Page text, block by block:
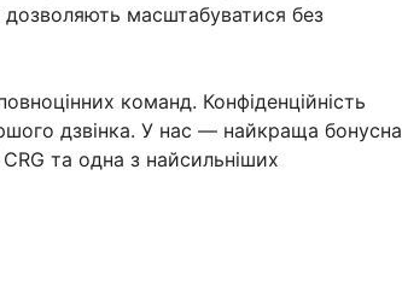
дозволяють масштабуватися без
команд. Конфіденційність
дзвінка. У нас — найкраща бонусна
та одна з найсильніших